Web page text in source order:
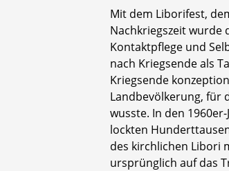
Mit dem Liborifest,
Nachkriegszeit wurde
Kontaktpflege und
nach Kriegsende als
Kriegsende
Landbevölkerung, für
wusste. In den
lockten
des kirchlichen Libori
ursprünglich auf das